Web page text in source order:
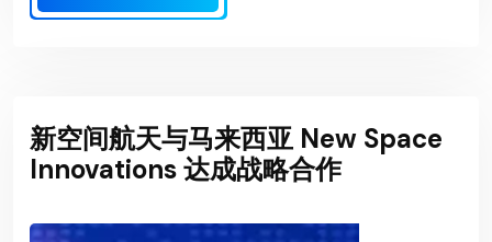
新空间航天与马来西亚 New Space
Innovations 达成战略合作